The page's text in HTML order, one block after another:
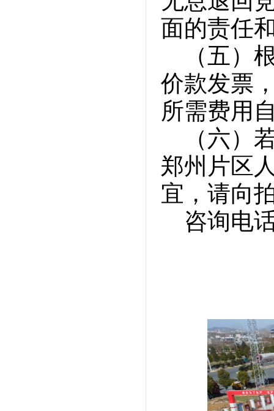
面的责任
（五）
价款发票
所需费用
（六）
郑州片区
宜，请向
咨询电